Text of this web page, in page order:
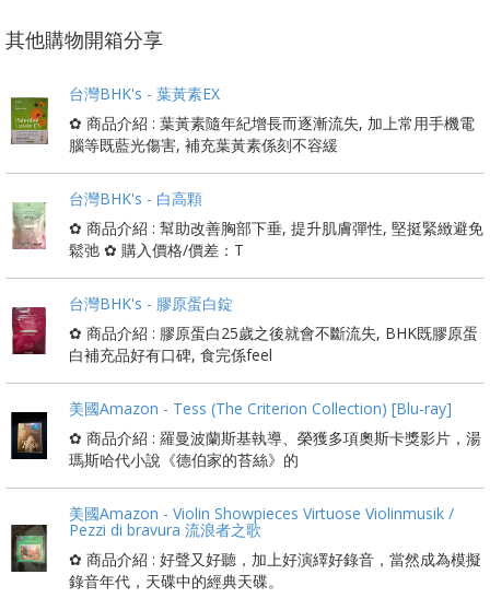
其他購物開箱分享
台灣BHK's - 葉黃素EX
✿ 商品介紹 : 葉黃素隨年紀增長而逐漸流失, 加上常用手機電
腦等既藍光傷害, 補充葉黃素係刻不容緩
台灣BHK's - 白高顆
✿ 商品介紹 : 幫助改善胸部下垂, 提升肌膚彈性, 堅挺緊緻避免
鬆弛 ✿ 購入價格/價差：T
台灣BHK's - 膠原蛋白錠
✿ 商品介紹 : 膠原蛋白25歲之後就會不斷流失, BHK既膠原蛋
白補充品好有口碑, 食完係feel
美國Amazon - Tess (The Criterion Collection) [Blu-ray]
✿ 商品介紹 : 羅曼波蘭斯基執導、榮獲多項奧斯卡獎影片，湯
瑪斯哈代小說《德伯家的苔絲》的
美國Amazon - Violin Showpieces Virtuose Violinmusik /
Pezzi di bravura 流浪者之歌
✿ 商品介紹 : 好聲又好聽，加上好演繹好錄音，當然成為模擬
錄音年代，天碟中的經典天碟。